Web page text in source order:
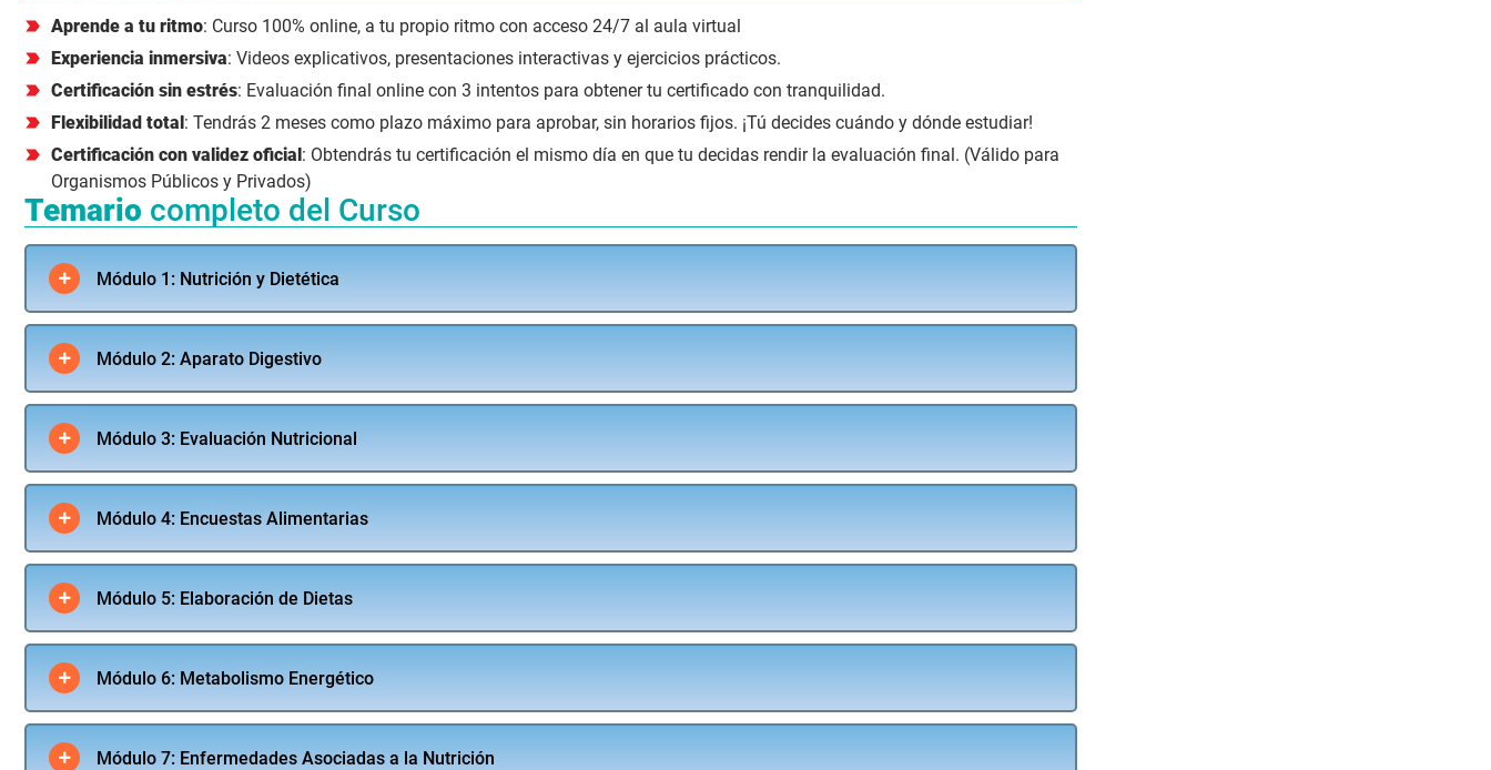
Aprende a tu ritmo: Curso 100% online, a tu propio ritmo con acceso 24/7 al aula virtual
Experiencia inmersiva: Videos explicativos, presentaciones interactivas y ejercicios prácticos.
Certificación sin estrés: Evaluación final online con 3 intentos para obtener tu certificado con tranquilidad.
Flexibilidad total : Tendrás 2 meses como plazo máximo para aprobar, sin horarios fijos. ¡Tú decides cuándo y dónde estudiar!
Certificación con validez oficial : Obtendrás tu certificación el mismo día en que tu decidas rendir la evaluación final. (Válido para
Organismos Públicos y Privados)
Temario completo del Curso
Módulo 1: Nutrición y Dietética
Módulo 2: Aparato Digestivo
Módulo 3: Evaluación Nutricional
Módulo 4: Encuestas Alimentarias
Módulo 5: Elaboración de Dietas
Módulo 6: Metabolismo Energético
Módulo 7: Enfermedades Asociadas a la Nutrición